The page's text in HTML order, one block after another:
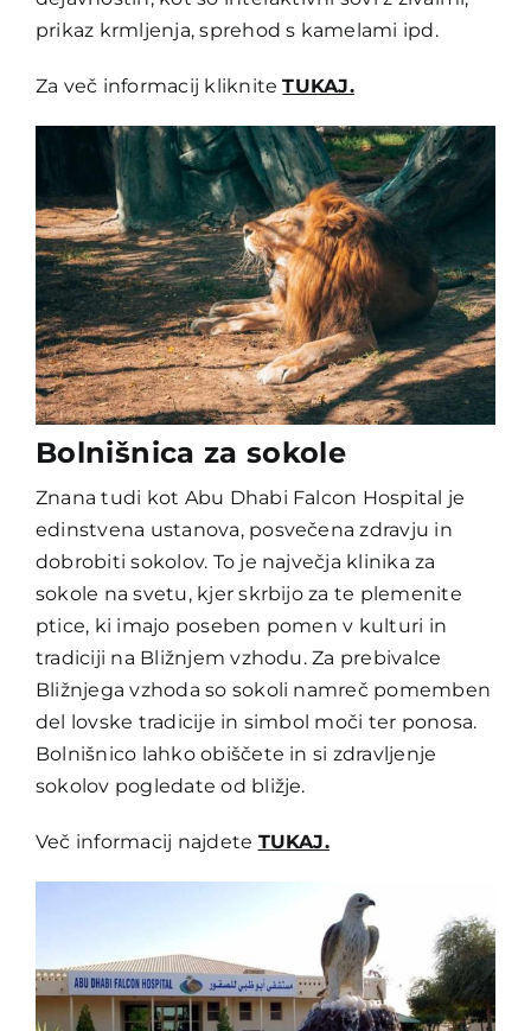
prikaz krmljenja, sprehod s kamelami ipd.
Za več informacij klikniteTUKAJ.
Bolnišnica za sokole
Znana tudi kot Abu Dhabi Falcon Hospital je
edinstvena ustanova, posvečena zdravju in
dobrobiti sokolov. To je največja klinika za
sokole na svetu, kjer skrbijo za te plemenite
ptice, ki imajo poseben pomen v kulturi in
tradiciji na Bližnjem vzhodu. Za prebivalce
Bližnjega vzhoda so sokoli namreč pomemben
del lovske tradicije in simbol moči ter ponosa.
Bolnišnico lahko obiščete in si zdravljenje
sokolov pogledate od bližje.
Več informacij najdete TUKAJ.